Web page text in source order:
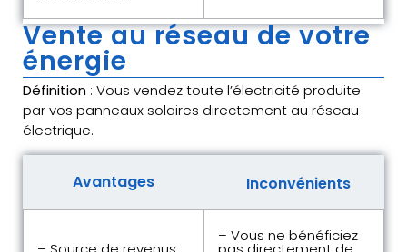
Vente au réseau de votre
énergie
Définition : Vous vendez toute l’électricité produite
par vos panneaux solaires directement au réseau
électrique.
Avantages Inconvénients
– Vous ne bénéficiez